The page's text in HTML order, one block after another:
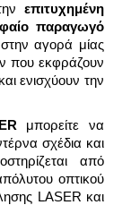
επιτυχημένη
παραγωγό
αγορά μίας
που εκφράζουν
ενισχύουν την
μπορείτε να
σχέδια και
από
οπτικού
LASER και